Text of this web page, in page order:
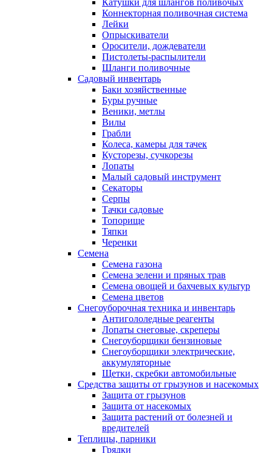
Катушки для шлангов поливочых
Коннекторная поливочная система
Лейки
Опрыскиватели
Оросители, дождеватели
Пистолеты-распылители
Шланги поливочные
Садовый инвентарь
Баки хозяйственные
Буры ручные
Веники, метлы
Вилы
Грабли
Колеса, камеры для тачек
Кусторезы, сучкорезы
Лопаты
Малый садовый инструмент
Секаторы
Серпы
Тачки садовые
Топорище
Тяпки
Черенки
Семена
Семена газона
Семена зелени и пряных трав
Семена овощей и бахчевых культур
Семена цветов
Снегоуборочная техника и инвентарь
Антигололедные реагенты
Лопаты снеговые, скреперы
Снегоуборщики бензиновые
Снегоуборщики электрические,
аккумуляторные
Щетки, скребки автомобильные
Средства защиты от грызунов и насекомых
Защита от грызунов
Защита от насекомых
Защита растений от болезней и
вредителей
Теплицы, парники
Грядки